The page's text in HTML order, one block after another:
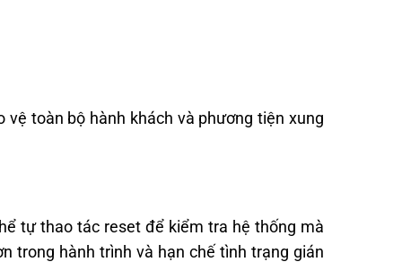
vệ toàn bộ hành khách và phương tiện xung
tự thao tác reset để kiểm tra hệ thống mà
trong hành trình và hạn chế tình trạng gián